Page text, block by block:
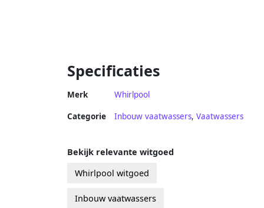
Specificaties
Merk Whirlpool
Categorie Inbouw vaatwassers, Vaatwassers
Bekijk relevante witgoed
Whirlpool witgoed
Inbouw vaatwassers